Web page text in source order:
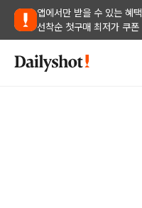
앱에서만 받을 수 있는 혜택
선착순 첫구매 최저가 쿠폰